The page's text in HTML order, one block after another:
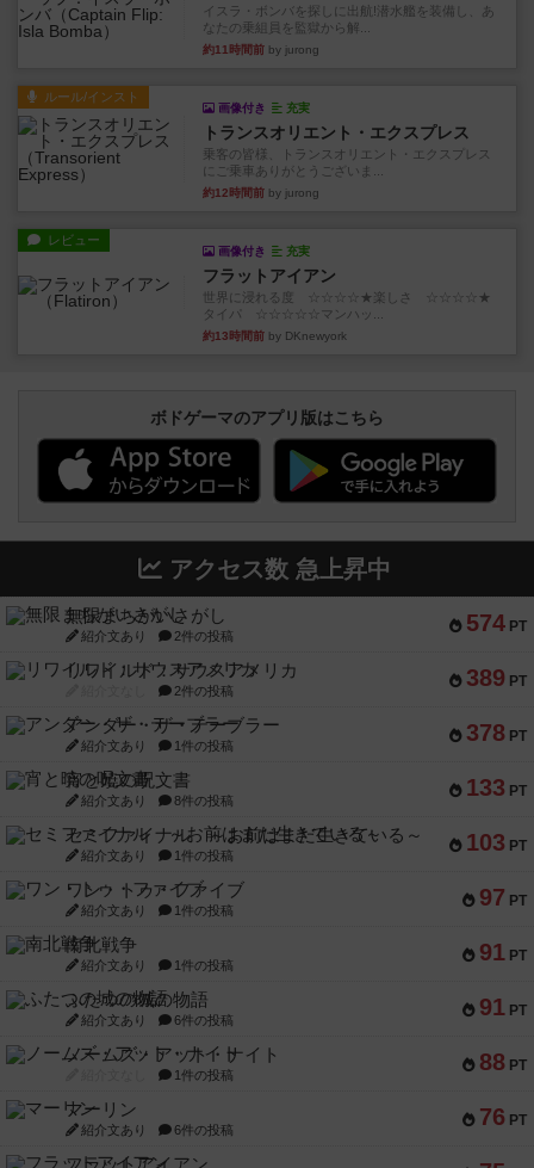
イスラ・ボンバを探しに出航!潜水艦を装備し、あ
なたの乗組員を監獄から解...
約11時間前 by jurong
ルール/インスト
画像付き 充実
トランスオリエント・エクスプレス
乗客の皆様、トランスオリエント・エクスプレス
にご乗車ありがとうございま...
約12時間前 by jurong
レビュー
画像付き 充実
フラットアイアン
世界に浸れる度 ☆☆☆☆★楽しさ ☆☆☆☆★
タイパ ☆☆☆☆☆マンハッ...
約13時間前 by DKnewyork
ボドゲーマのアプリ版はこちら
アクセス数 急上昇中
574 PT
無限まちがいさがし
紹介文あり 2件の投稿
389 PT
リワイルド：サウスアメリカ
2件の投稿
378 PT
アンダー・ザ・テーブラー
紹介文あり 1件の投稿
133 PT
宵と暁の呪文書
紹介文あり 8件の投稿
103 PT
セミファイナル ～お前はまだ生きている～
紹介文あり 1件の投稿
97 PT
ワン・トゥ・ファイブ
紹介文あり 1件の投稿
91 PT
南北戦争
紹介文あり 1件の投稿
91 PT
ふたつの城の物語
紹介文あり 6件の投稿
88 PT
ノームズ・アット・ナイト
1件の投稿
76 PT
マーリン
紹介文あり 6件の投稿